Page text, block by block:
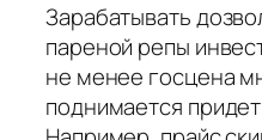
Зарабатывать
пареной репы
не менее госцена
поднимается